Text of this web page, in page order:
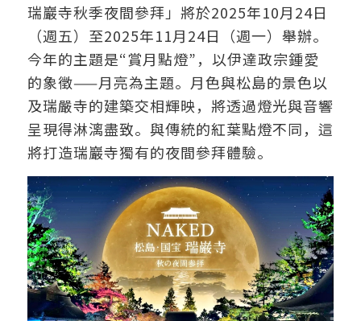
瑞巖寺秋季夜間參拜」將於2025年10月24日
（週五）至2025年11月24日（週一）舉辦。
今年的主題是“賞月點燈”，以伊達政宗鍾愛
的象徵——月亮為主題。月色與松島的景色以
及瑞嚴寺的建築交相輝映，將透過燈光與音響
呈現得淋漓盡致。與傳統的紅葉點燈不同，這
將打造瑞巖寺獨有的夜間參拜體驗。